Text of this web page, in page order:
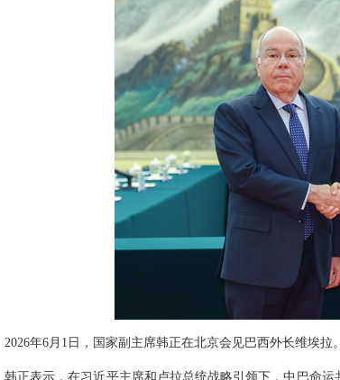
2026年6月1日，国家副主席韩正在北京会见巴西外长维埃拉。
韩正表示，在习近平主席和卢拉总统战略引领下，中巴命